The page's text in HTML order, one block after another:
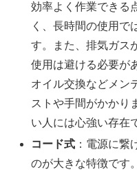
効率よく作業できる
く、長時間の使用で
す。また、排気ガス
使用は避ける必要が
オイル交換などメン
ストや手間がかかり
い人には心強い存在
コード式 ：電源に繋
のが大きな特徴です